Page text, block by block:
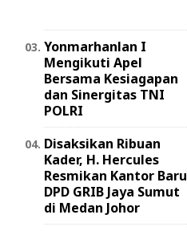
Yonmarhanlan I
Mengikuti Apel
Bersama Kesiagapan
dan Sinergitas TNI
POLRI
Disaksikan Ribuan
Kader, H. Hercules
Resmikan Kantor Baru
DPD GRIB Jaya Sumut
di Medan Johor